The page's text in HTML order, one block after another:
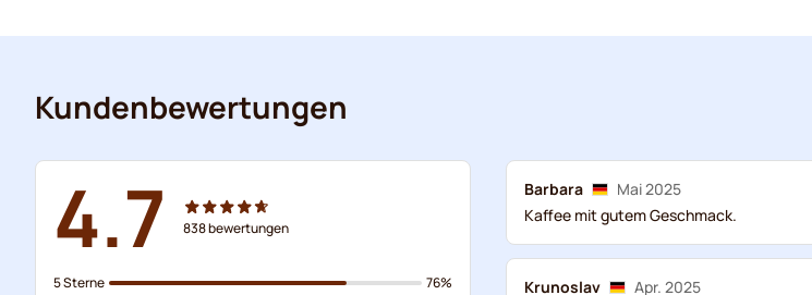
Kundenbewertungen
4.7 838bewertungen
5 Sterne
76%
Barbara
Mai 2025
Kaffee mit gutem Geschmack.
Krunoslav
Apr. 2025